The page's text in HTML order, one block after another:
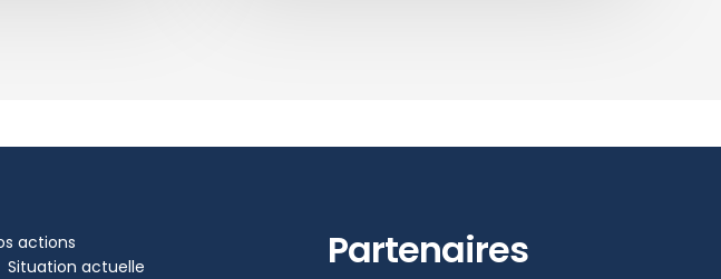
actions
Situation actuelle
Partenaires